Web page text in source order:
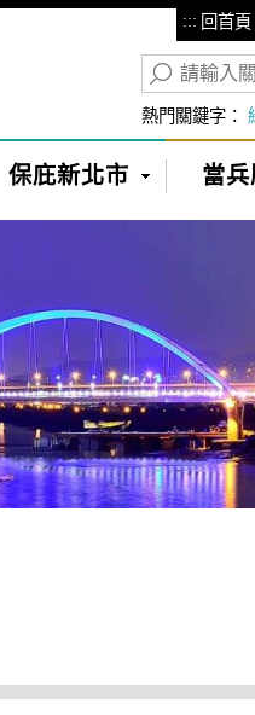
::: 回首頁
熱門關鍵字：
保庇新北市 當